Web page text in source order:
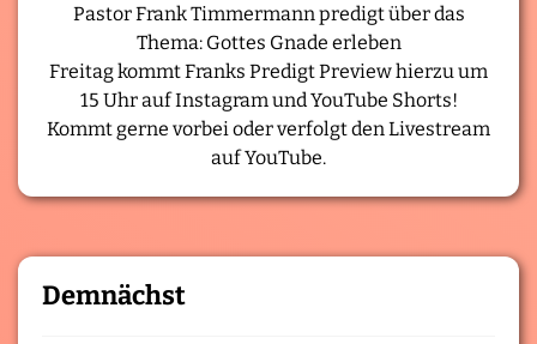
Pastor Frank Timmermann predigt über das
Thema: Gottes Gnade erleben
Freitag kommt Franks Predigt Preview hierzu um
15 Uhr auf Instagram und YouTube Shorts!
Kommt gerne vorbei oder verfolgt den Livestream
auf YouTube.
Demnächst